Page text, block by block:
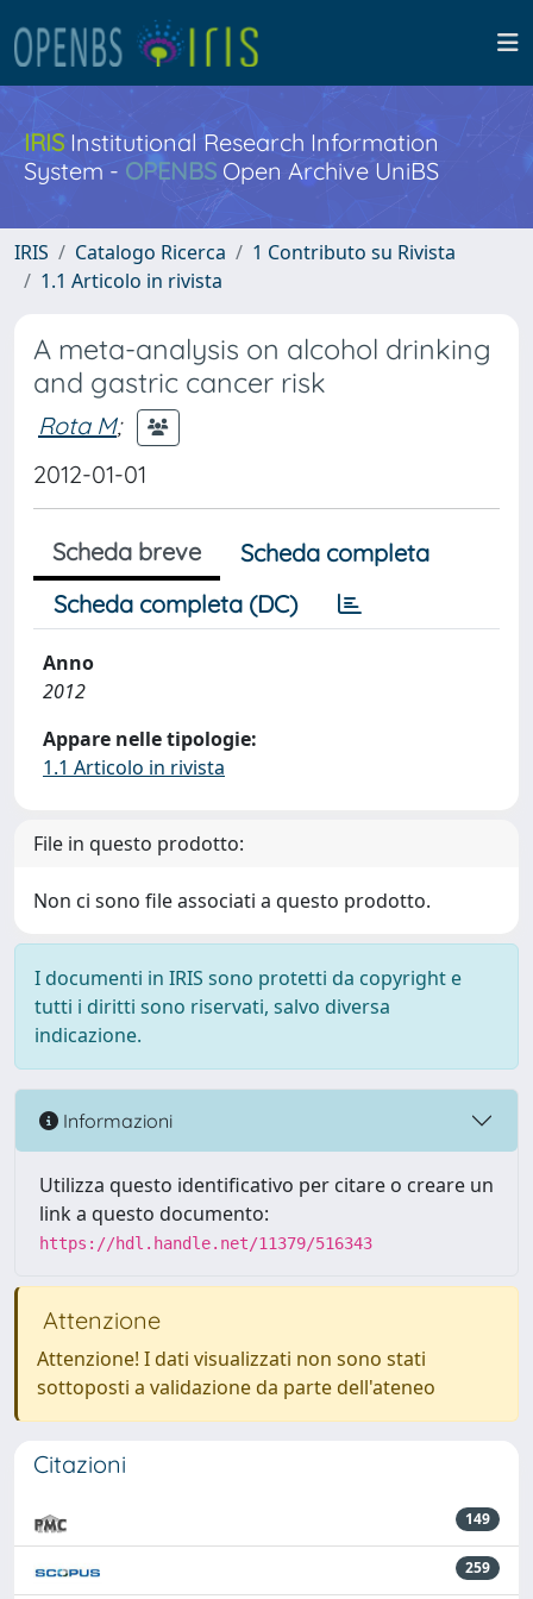
IRISInstitutional Research Information
System - OPENBS Open Archive UniBS
IRIS Catalogo Ricerca
1 Contributo su Rivista
1.1 Articolo in rivista
A meta-analysis on alcohol drinking
and gastric cancer risk
Rota M;
2012-01-01
Scheda breve
Scheda completa
Scheda completa (DC)
Anno
2012
Appare nelle tipologie:
1.1 Articolo in rivista
File in questo prodotto:
Non ci sono file associati a questo prodotto.
I documenti in IRIS sono protetti da copyright e
tutti i diritti sono riservati, salvo diversa
indicazione.
Informazioni
Utilizza questo identificativo per citare o creare un
link a questo documento:
https://hdl.handle.net/11379/516343
Attenzione
Attenzione! I dati visualizzati non sono stati
sottoposti a validazione da parte dell'ateneo
Citazioni
149
259